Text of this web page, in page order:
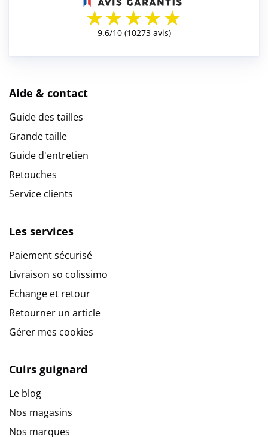
Aide & contact
Guide des tailles
Grande taille
Guide d'entretien
Retouches
Service clients
Les services
Paiement sécurisé
Livraison so colissimo
Echange et retour
Retourner un article
Gérer mes cookies
Cuirs guignard
Le blog
Nos magasins
Nos marques